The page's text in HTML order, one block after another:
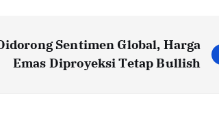
Sentimen Global, Harga
Emas Diproyeksi Tetap Bullish